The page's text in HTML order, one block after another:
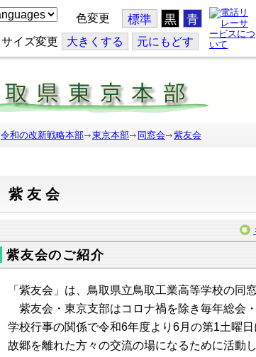
色変更 標準 黒 青
サイズ変更 大きくする 元にもどす
令和の改新戦略本部 東京本部 同窓会 紫友会
紫友会
紫友会のご紹介
「紫友会」は、鳥取県立鳥取工業高等学校の同窓
紫友会・東京支部はコロナ禍を除き毎年総会
学校行事の関係で令和6年度より6月の第1土曜
故郷を離れた方々の交流の場になるために活動し